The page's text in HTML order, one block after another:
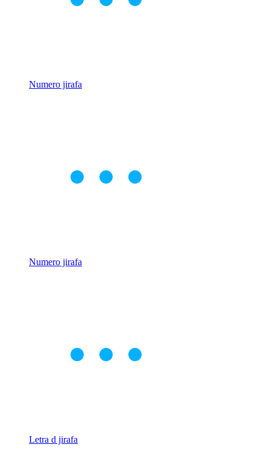
Numero jirafa
Numero jirafa
Letra d jirafa